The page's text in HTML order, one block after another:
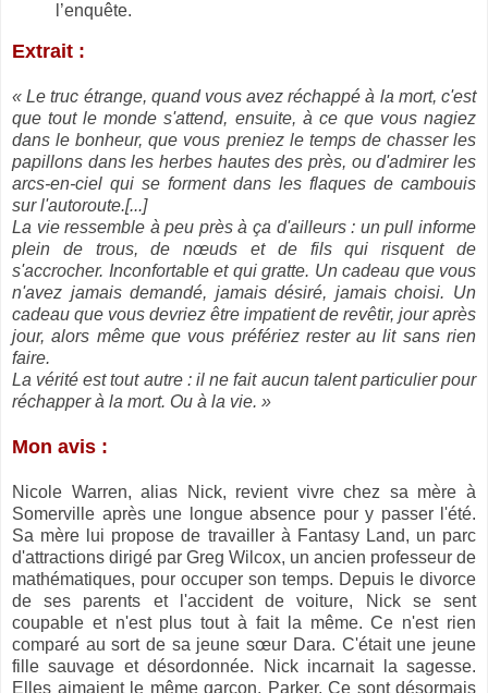
l’enquête.
Extrait :
« Le truc étrange, quand vous avez réchappé à la mort, c'est
que tout le monde s'attend, ensuite, à ce que vous nagiez
dans le bonheur, que vous preniez le temps de chasser les
papillons dans les herbes hautes des près, ou d'admirer les
arcs-en-ciel qui se forment dans les flaques de cambouis
sur l'autoroute.[...]
La vie ressemble à peu près à ça d'ailleurs : un pull informe
plein de trous, de nœuds et de fils qui risquent de
s'accrocher. Inconfortable et qui gratte. Un cadeau que vous
n'avez jamais demandé, jamais désiré, jamais choisi. Un
cadeau que vous devriez être impatient de revêtir, jour après
jour, alors même que vous préfériez rester au lit sans rien
faire.
La vérité est tout autre : il ne fait aucun talent particulier pour
réchapper à la mort. Ou à la vie. »
Mon avis :
Nicole Warren, alias Nick, revient vivre chez sa mère à
Somerville après une longue absence pour y passer l'été.
Sa mère lui propose de travailler à Fantasy Land, un parc
d'attractions dirigé par Greg Wilcox, un ancien professeur de
mathématiques, pour occuper son temps. Depuis le divorce
de ses parents et l'accident de voiture, Nick se sent
coupable et n'est plus tout à fait la même. Ce n'est rien
comparé au sort de sa jeune sœur Dara. C'était une jeune
fille sauvage et désordonnée. Nick incarnait la sagesse.
Elles aimaient le même garçon, Parker. Ce sont désormais